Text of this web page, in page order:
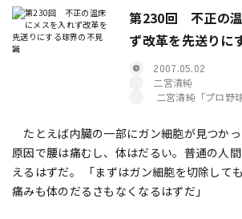
第230回 不正の
ず改革を先送りに
2007.05.02
二宮清純
二宮清純「プロ野
たとえば内臓の一部にガン細胞が見つか
原因で腰は痛むし、体はだるい。普通の人
えるはずだ。 「まずはガン細胞を切除して
痛みも体のだるさもなくなるはずだ」